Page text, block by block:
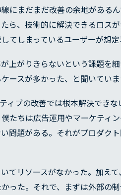
にまだまだ改善の余地がある
ら、技術的に解決できるロス
てしまっているユーザーが想定
がりきらないという課題を細
ースが多かった、と聞いていま
ィブの改善では根本解決でき
たちは広告運用やマーケティ
問題がある。それがプロダク
てリソースがなかった。加え
った。それで、まずは外部の